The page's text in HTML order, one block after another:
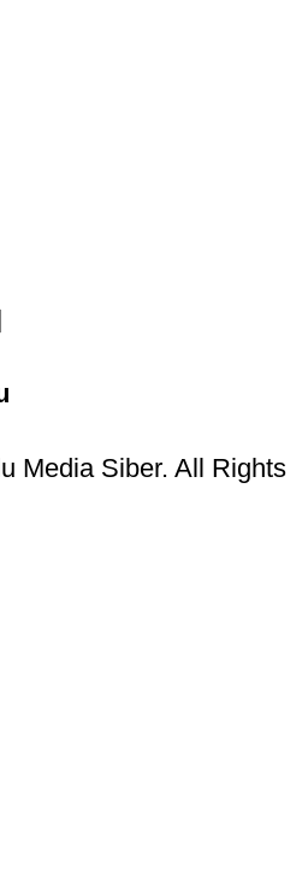
Media Siber. All Rights